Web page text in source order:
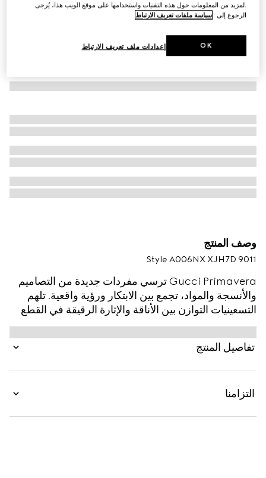
وصف المنتج
Style ‎A006NX XJH7D 9011
Gucci Primavera ترسي مفردات جديدة من التصاميم
والأنسجة والمواد، تجمع بين الابتكار ورؤية واقعية. تلهم
التسعينيات التوازن بين الأناقة والإثارة الرقيقة في القطع
التي تحدد شكل الجسم والتي تتحول من النهار إلى وقت
تناول المشروب. صُنعت هذه البلوزة من جيرسي نايلون
القابل للتمدد وتتميز بتصميم سلس وتناسب الجسم.
تفاصيل المنتج
التزامنا
.لمزيد من المعلومات حول هذه التقنيات واستخدامها على موقع الويب هذا، يُرجى
الرجوع إلى سياسة ملفات تعريف الارتباط
إعدادات ملف تعريف الارتباط OK